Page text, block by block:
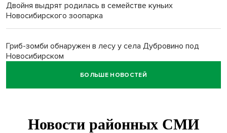
Двойня выдрят родилась в семействе куньих
Новосибирского зоопарка
Гриб-зомби обнаружен в лесу у села Дубровино под
Новосибирском
ХК «Сибирь» подписал контракт с обладателем Кубка
Отправил инвалида на СВО и получил его «посмертные»
БОЛЬШЕ НОВОСТЕЙ